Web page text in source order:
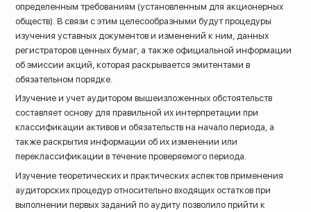
определенным требованиям (установленным для акционерных
обществ). В связи с этим целесообразными будут процедуры
изучения уставных документов и изменений к ним, данных
регистраторов ценных бумаг, а также официальной информации
об эмиссии акций, которая раскрывается эмитентами в
обязательном порядке.
Изучение и учет аудитором вышеизложенных обстоятельств
составляет основу для правильной их интерпретации при
классификации активов и обязательств на начало периода, а
также раскрытия информации об их изменении или
переклассификации в течение проверяемого периода.
Изучение теоретических и практических аспектов применения
аудиторских процедур относительно входящих остатков при
выполнении первых заданий по аудиту позволило прийти к